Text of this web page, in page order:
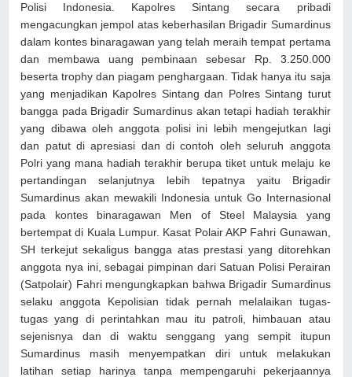
Polisi Indonesia. Kapolres Sintang secara pribadi
mengacungkan jempol atas keberhasilan Brigadir Sumardinus
dalam kontes binaragawan yang telah meraih tempat pertama
dan membawa uang pembinaan sebesar Rp. 3.250.000
beserta trophy dan piagam penghargaan. Tidak hanya itu saja
yang menjadikan Kapolres Sintang dan Polres Sintang turut
bangga pada Brigadir Sumardinus akan tetapi hadiah terakhir
yang dibawa oleh anggota polisi ini lebih mengejutkan lagi
dan patut di apresiasi dan di contoh oleh seluruh anggota
Polri yang mana hadiah terakhir berupa tiket untuk melaju ke
pertandingan selanjutnya lebih tepatnya yaitu Brigadir
Sumardinus akan mewakili Indonesia untuk Go Internasional
pada kontes binaragawan Men of Steel Malaysia yang
bertempat di Kuala Lumpur. Kasat Polair AKP Fahri Gunawan,
SH terkejut sekaligus bangga atas prestasi yang ditorehkan
anggota nya ini, sebagai pimpinan dari Satuan Polisi Perairan
(Satpolair) Fahri mengungkapkan bahwa Brigadir Sumardinus
selaku anggota Kepolisian tidak pernah melalaikan tugas-
tugas yang di perintahkan mau itu patroli, himbauan atau
sejenisnya dan di waktu senggang yang sempit itupun
Sumardinus masih menyempatkan diri untuk melakukan
latihan setiap harinya tanpa mempengaruhi pekerjaannya